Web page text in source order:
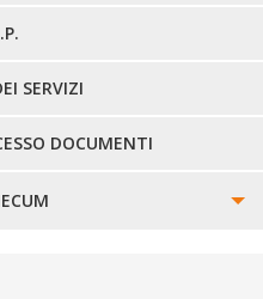
SERVIZI
DOCUMENTI